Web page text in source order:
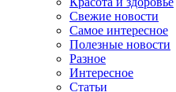
Свежие новости
Самое интересное
Полезные новости
Разное
Интересное
Статьи